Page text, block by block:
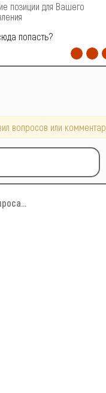
позиции для Вашего
попасть?
вопросов или